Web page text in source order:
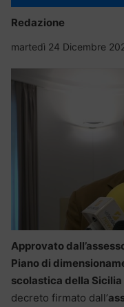
Redazione
martedì 24 Dicembre
Approvato
Piano di
scolastica della Sicilia
decreto firmato dall’